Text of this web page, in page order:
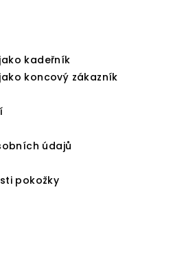
kadeřník
koncový zákazník
údajů
pokožky